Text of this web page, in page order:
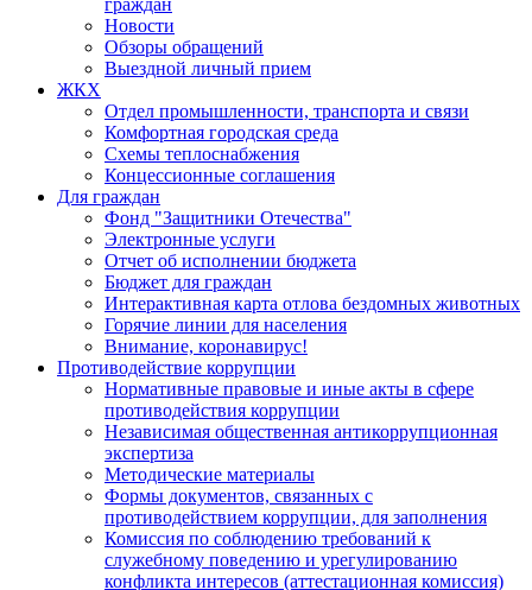
граждан
Новости
Обзоры обращений
Выездной личный прием
ЖКХ
Отдел промышленности, транспорта и связи
Комфортная городская среда
Схемы теплоснабжения
Концессионные соглашения
Для граждан
Фонд "Защитники Отечества"
Электронные услуги
Отчет об исполнении бюджета
Бюджет для граждан
Интерактивная карта отлова бездомных животных
Горячие линии для населения
Внимание, коронавирус!
Противодействие коррупции
Нормативные правовые и иные акты в сфере
противодействия коррупции
Независимая общественная антикоррупционная
экспертиза
Методические материалы
Формы документов, связанных с
противодействием коррупции, для заполнения
Комиссия по соблюдению требований к
служебному поведению и урегулированию
конфликта интересов (аттестационная комиссия)